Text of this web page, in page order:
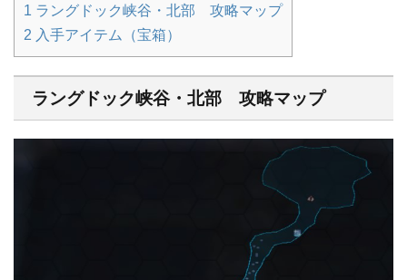
1 ラングドック峡谷・北部 攻略マップ
2 入手アイテム（宝箱）
ラングドック峡谷・北部 攻略マップ